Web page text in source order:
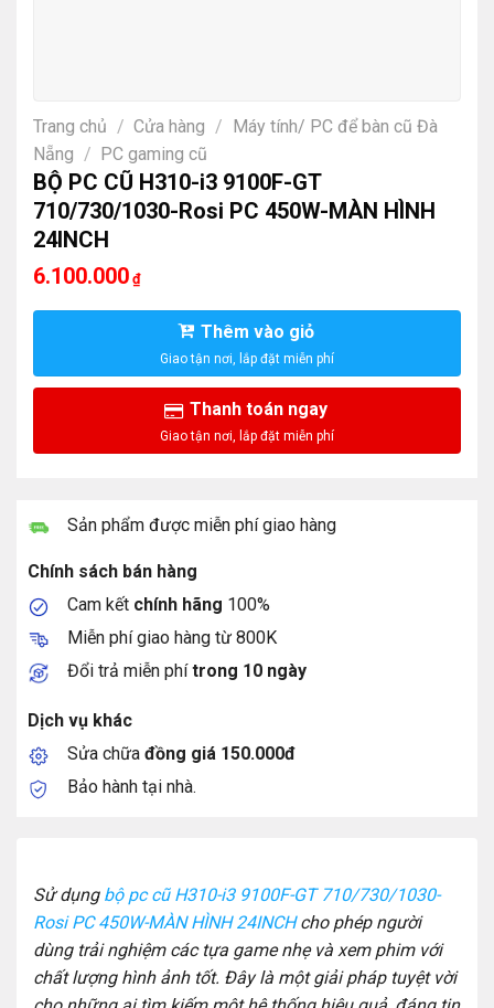
Trang chủ / Cửa hàng /
Máy tính/ PC để bàn cũ Đà
Nẵng / PC gaming cũ
BỘ PC CŨ H310-i3 9100F-GT
710/730/1030-Rosi PC 450W-MÀN HÌNH
24INCH
6.100.000 ₫
Thêm vào giỏ
Thanh toán ngay
Sản phẩm được miễn phí giao hàng
Chính sách bán hàng
Cam kết chính hãng 100%
Miễn phí giao hàng từ 800K
Đổi trả miễn phítrong 10 ngày
Dịch vụ khác
Sửa chữa đồng giá 150.000đ
Bảo hành tại nhà.
Sử dụng bộ pc cũ H310-i3 9100F-GT 710/730/1030-
Rosi PC 450W-MÀN HÌNH 24INCHcho phép người
dùng trải nghiệm các tựa game nhẹ và xem phim với
chất lượng hình ảnh tốt. Đây là một giải pháp tuyệt vời